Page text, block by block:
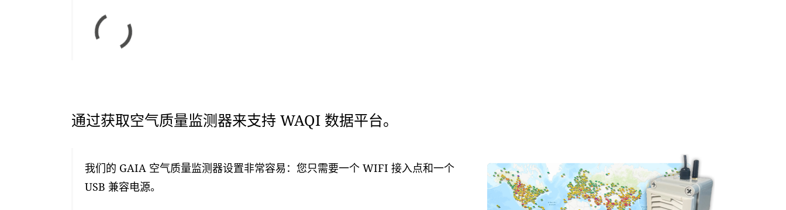
通过获取空气质量监测器来支持 WAQI 数据平台。
我们的 GAIA 空气质量监测器设置非常容易：您只需要一个 WIFI 接入点和一个
USB 兼容电源。